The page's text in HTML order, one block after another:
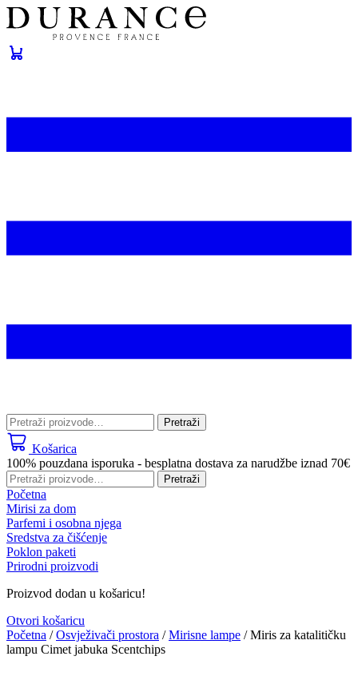
Pretraži: Pretraži
Košarica
100% pouzdana isporuka - besplatna dostava za narudžbe iznad 70€
Pretraži:
Pretraži
Početna
Mirisi za dom
Parfemi i osobna njega
Sredstva za čišćenje
Poklon paketi
Prirodni proizvodi
Proizvod dodan u košaricu!
Otvori košaricu
Početna /Osvježivači prostora /Mirisne lampe / Miris za katalitičku
lampu Cimet jabuka Scentchips